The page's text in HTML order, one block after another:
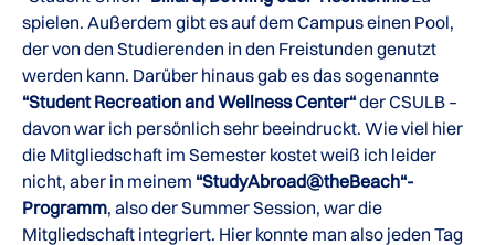
spielen. Außerdem gibt es auf dem Campus einen Pool,
der von den Studierenden in den Freistunden genutzt
werden kann. Darüber hinaus gab es das sogenannte
“Student Recreation and Wellness Center“der CSULB –
davon war ich persönlich sehr beeindruckt. Wie viel hier
die Mitgliedschaft im Semester kostet weiß ich leider
nicht, aber in meinem “StudyAbroad@theBeach“-
Programm, also der Summer Session, war die
Mitgliedschaft integriert. Hier konnte man also jeden Tag